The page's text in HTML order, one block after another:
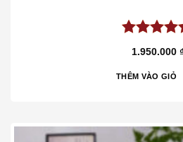
5.00out
1.950.000
THÊM VÀO GIỎ